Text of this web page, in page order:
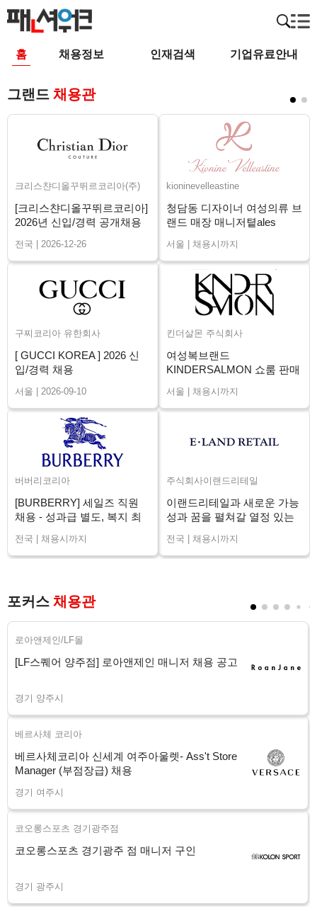
홈 채용정보 인재검색 기업유료안내
그랜드 채용관
크리스챤디올꾸뛰르코리아(주)
[크리스챤디올꾸뛰르코리아]
2026년 신입/경력 공개채용
전국 | 2026-12-26
kioninevelleastine
청담동 디자이너 여성의류 브
랜드 매장 매니저톁ales
서울 | 채용시까지
구찌코리아 유한회사
[ GUCCI KOREA ] 2026 신
입/경력 채용
서울 | 2026-09-10
킨더살몬 주식회사
여성복브랜드
KINDERSALMON 쇼룸 판매
서울 | 채용시까지
버버리코리아
[BURBERRY] 세일즈 직원
채용 - 성과급 별도, 복지 최
전국 | 채용시까지
주식회사이랜드리테일
이랜드리테일과 새로운 가능
성과 꿈을 펼쳐갈 열정 있는
전국 | 채용시까지
포커스 채용관
로아앤제인/LF몰
[LF스퀘어 양주점] 로아앤제인 매니저 채용 공고
경기 양주시
베르사체 코리아
베르사체코리아 신세계 여주아울렛- Ass't Store
Manager (부점장급) 채용
경기 여주시
코오롱스포츠 경기광주점
코오롱스포츠 경기광주 점 매니저 구인
경기 광주시